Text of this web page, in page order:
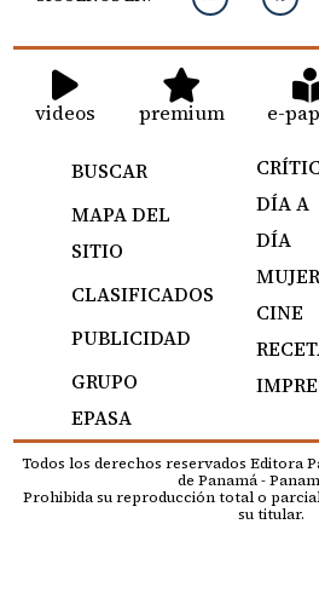
videos premium e-
BUSCAR
MAPA DEL
SITIO
CLASIFICADOS
PUBLICIDAD
GRUPO
EPASA
DÍA A
DÍA
CINE
Todos los derechos reservados Editora
de Panamá -
Prohibida su reproducción total o
su titular.